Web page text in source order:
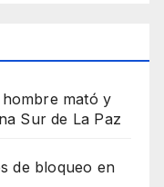
mató y
Sur de La Paz
de bloqueo en